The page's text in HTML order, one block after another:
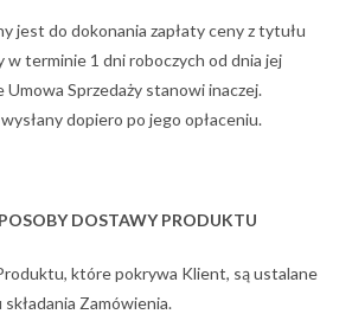
jest do dokonania zapłaty ceny z tytułu
w terminie 1 dni roboczych od dnia jej
Umowa Sprzedaży stanowi inaczej.
dopiero po jego opłaceniu.
DOSTAWY PRODUKTU
które pokrywa Klient, są ustalane
Zamówienia.